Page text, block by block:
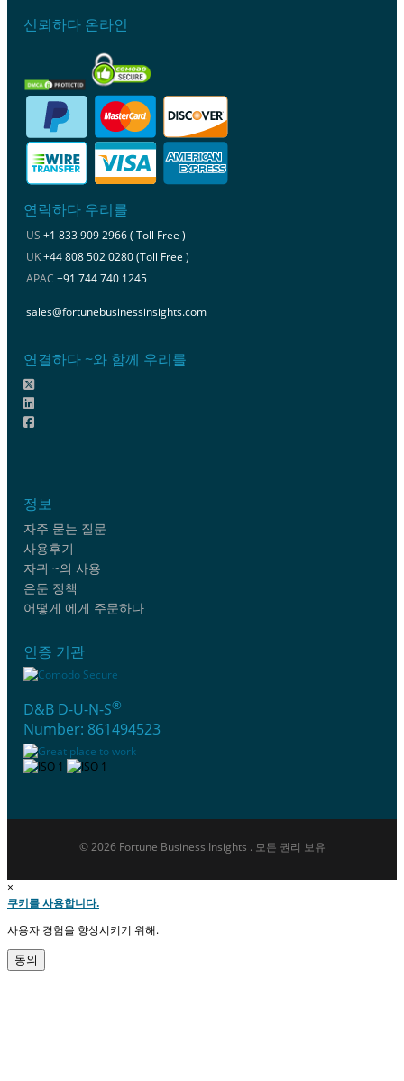
신뢰하다 온라인
연락하다 우리를
US +1 833 909 2966 ( Toll Free )
UK+44 808 502 0280 (Toll Free )
APAC +91 744 740 1245
sales@fortunebusinessinsights.com
연결하다 ~와 함께 우리를
정보
자주 묻는 질문
사용후기
자귀 ~의 사용
은둔 정책
어떻게 에게 주문하다
인증 기관
D&B D-U-N-S®
Number: 861494523
© 2026 Fortune Business Insights . 모든 권리 보유
×
쿠키를 사용합니다.
사용자 경험을 향상시키기 위해.
동의